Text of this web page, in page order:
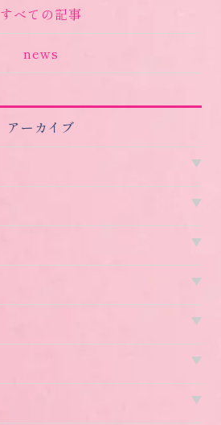
すべての記事
news
アーカイブ